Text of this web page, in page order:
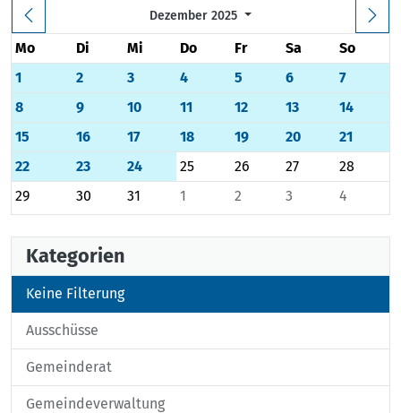
Dezember 2025
Mo Di Mi Do Fr Sa
So
1
2 3 4 5 6
7
8
9 10 11 12 13
14
15
16 17 18 19 20
21
22
23 24 25 26 27
28
29
30 31 1 2 3 4
Kategorien
Keine Filterung
Ausschüsse
Gemeinderat
Gemeindeverwaltung